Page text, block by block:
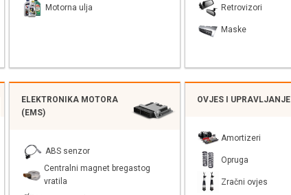
Motorna ulja Retrovizori
Maske
ELEKTRONIKA MOTORA
(EMS)
ABS senzor
Centralni magnet bregastog
vratila
OVJES I UPRAVLJANJE
Amortizeri
Opruga
Zračni ovjes